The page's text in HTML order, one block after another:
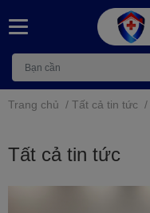
Trang chủ / Tất cả tin tức /
Tất cả tin tức